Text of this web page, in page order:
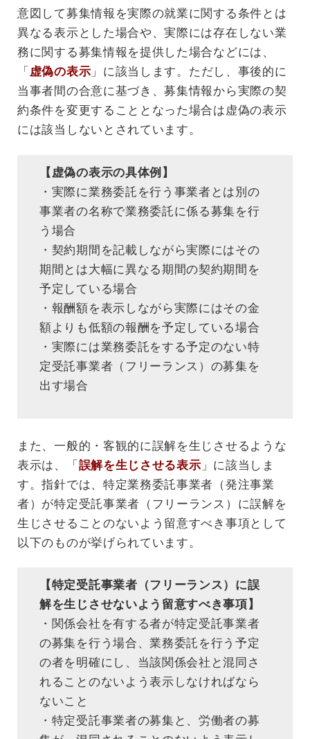
意図して募集情報を実際の就業に関する条件とは
異なる表示とした場合や、実際には存在しない業
務に関する募集情報を提供した場合などには、
「 虚偽の表示 」に該当します。ただし、事後的に
当事者間の合意に基づき、募集情報から実際の契
約条件を変更することとなった場合は虚偽の表示
には該当しないとされています。
【虚偽の表示の具体例】
・実際に業務委託を行う事業者とは別の
事業者の名称で業務委託に係る募集を行
う場合
・契約期間を記載しながら実際にはその
期間とは大幅に異なる期間の契約期間を
予定している場合
・報酬額を表示しながら実際にはその金
額よりも低額の報酬を予定している場合
・実際には業務委託をする予定のない特
定受託事業者（フリーランス）の募集を
出す場合
また、一般的・客観的に誤解を生じさせるような
表示は、「 誤解を生じさせる表示 」に該当しま
す。指針では、特定業務委託事業者（発注事業
者）が特定受託事業者（フリーランス）に誤解を
生じさせることのないよう留意すべき事項として
以下のものが挙げられています。
【特定受託事業者（フリーランス）に誤
解を生じさせないよう留意すべき事項】
・関係会社を有する者が特定受託事業者
の募集を行う場合、業務委託を行う予定
の者を明確にし、当該関係会社と混同さ
れることのないよう表示しなければなら
ないこと
・特定受託事業者の募集と、労働者の募